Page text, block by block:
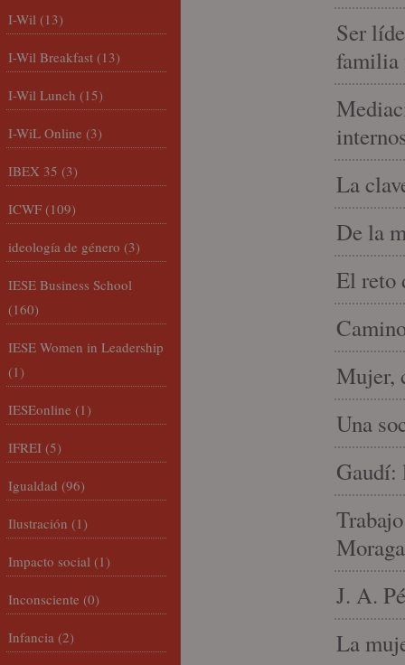
Ser
familia
La
De la
El reto
Mujer,
Una
Gaudí:
J. A.
La
I-Wil (13)
I-Wil Breakfast (13)
I-Wil Lunch (15)
I-WiL Online (3)
IBEX 35 (3)
ICWF (109)
ideología de género (3)
IESE Business School
(160)
IESE Women in Leadership
(1)
IESEonline (1)
IFREI (5)
Igualdad (96)
Ilustración (1)
Impacto social (1)
Inconsciente (0)
Infancia (2)